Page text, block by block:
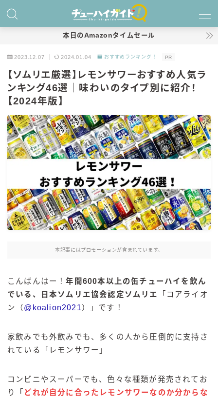
特集！
商品レビュー
キリン
氷結 無糖
氷結 ストロング
麒麟特製サワー
麒麟 発酵サワー
サントリー
ー196℃ ストロングゼロ
ー196℃ ザ・まるごと
CRAFT－196℃
ほろよい
BAR Pomum（バー・ポームム）
本日のAmazonタイムセール
2023.12.07 2024.01.04 おすすめランキング！ PR
【ソムリエ厳選】レモンサワーおすすめ人気ラ
ンキング46選｜味わいのタイプ別に紹介！
【2024年版】
本記事にはプロモーションが含まれています。
こんばんはー！年間600本以上の缶チューハイを飲ん
でいる、日本ソムリエ協会認定ソムリエ
「コアライオ
ン（ @koalion2021）」です！
家飲みでも外飲みでも、多くの人から圧倒的に支持さ
れている「レモンサワー」
コンビニやスーパーでも、色々な種類が発売されてお
り「 どれが自分に合ったレモンサワーなのか分からな